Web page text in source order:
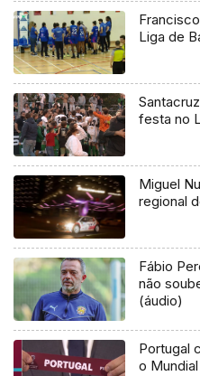
Liga de
festa no
Miguel
regional
Fábio
não
(áudio)
Portugal
o Mundial